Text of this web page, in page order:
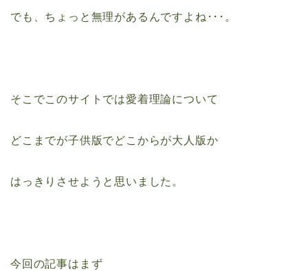
でも、ちょっと無理があるんですよね･･･。
そこでこのサイトでは愛着理論について
どこまでが子供版でどこからが大人版か
はっきりさせようと思いました。
今回の記事はまず